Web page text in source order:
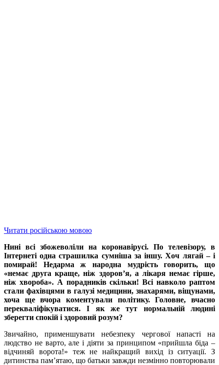
Читати російською мовою
Нині всі збожеволіли на коронавірусі. По телевізору, в
Інтернеті одна страшилка сумніша за іншу. Хоч лягай – і
помирай! Недарма ж народна мудрість говорить, що
«немає друга краще, ніж здоров’я, а лікаря немає гірше,
ніж хвороба». А порадників скільки! Всі навколо раптом
стали фахівцями в галузі медицини, знахарями, віщунами,
хоча ще вчора коментували політику. Головне, вчасно
перекваліфікуватися. І як же тут нормальній людині
зберегти спокій і здоровий розум?
Звичайно, применшувати небезпеку чергової напасті на
людство не варто, але і діяти за принципом «прийшла біда –
відчиняй ворота!» теж не найкращий вихід із ситуації. З
дитинства пам’ятаю, що батьки завжди незмінно повторювали